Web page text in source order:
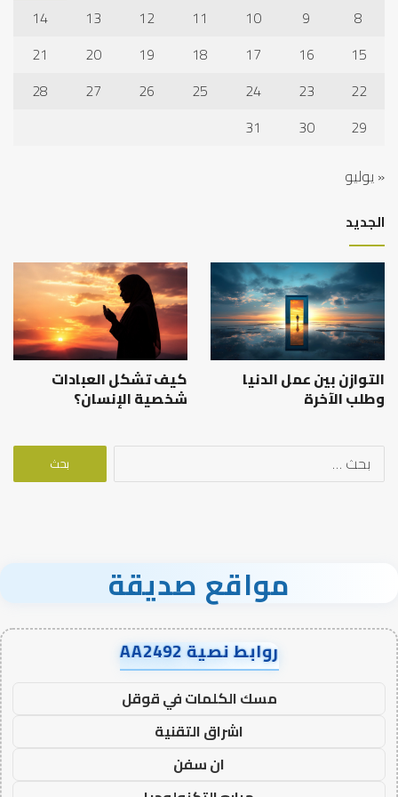
8
9
10
11
12
13
14
15
16
17
18
19
20
21
22
23
24
25
26
27
28
29
30
31
« يوليو
الجديد
التوازن بين عمل الدنيا
وطلب الآخرة
كيف تشكل العبادات
شخصية الإنسان؟
البحث
مواقع صديقة
روابط نصية AA2492
مسك الكلمات في قوقل
اشراق التقنية
ان سفن